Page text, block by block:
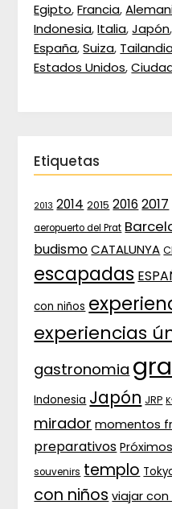
Egipto,Francia,
Indonesia,Italia,Japón
España,Suiza,
Estados Unidos,
Etiquetas
2013 2014 2015 2016 2017
aeropuerto del Prat
budismo CATALUNYA
escapadas
con niños
experiencias
gastronomia
Indonesia Japón JRP
mirador momentos
preparativos
souvenirs templo
con niños viajar